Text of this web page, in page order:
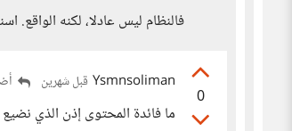
فالنظام ليس عادلا، لكنه
0
Ysmnsoliman قبل شهرين
ما فائدة المحتوى إذن الذي